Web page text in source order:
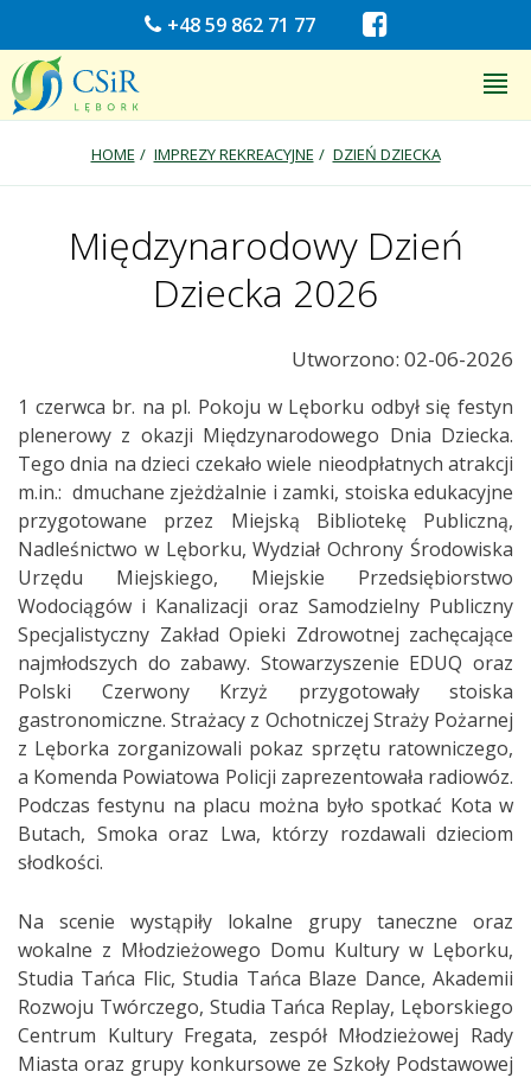
+48 59 862 71 77
HOME IMPREZY REKREACYJNE DZIEŃ DZIECKA
Międzynarodowy Dzień
Dziecka 2026
Utworzono: 02-06-2026
1 czerwca br. na pl. Pokoju w Lęborku odbył się festyn
plenerowy z okazji Międzynarodowego Dnia Dziecka.
Tego dnia na dzieci czekało wiele nieodpłatnych atrakcji
m.in.: dmuchane zjeżdżalnie i zamki, stoiska edukacyjne
przygotowane przez Miejską Bibliotekę Publiczną,
Nadleśnictwo w Lęborku, Wydział Ochrony Środowiska
Urzędu Miejskiego, Miejskie Przedsiębiorstwo
Wodociągów i Kanalizacji oraz Samodzielny Publiczny
Specjalistyczny Zakład Opieki Zdrowotnej zachęcające
najmłodszych do zabawy. Stowarzyszenie EDUQ oraz
Polski Czerwony Krzyż przygotowały stoiska
gastronomiczne. Strażacy z Ochotniczej Straży Pożarnej
z Lęborka zorganizowali pokaz sprzętu ratowniczego,
a Komenda Powiatowa Policji zaprezentowała radiowóz.
Podczas festynu na placu można było spotkać Kota w
Butach, Smoka oraz Lwa, którzy rozdawali dzieciom
słodkości.
Na scenie wystąpiły lokalne grupy taneczne oraz
wokalne z Młodzieżowego Domu Kultury w Lęborku,
Studia Tańca Flic, Studia Tańca Blaze Dance, Akademii
Rozwoju Twórczego, Studia Tańca Replay, Lęborskiego
Centrum Kultury Fregata, zespół Młodzieżowej Rady
Miasta oraz grupy konkursowe ze Szkoły Podstawowej